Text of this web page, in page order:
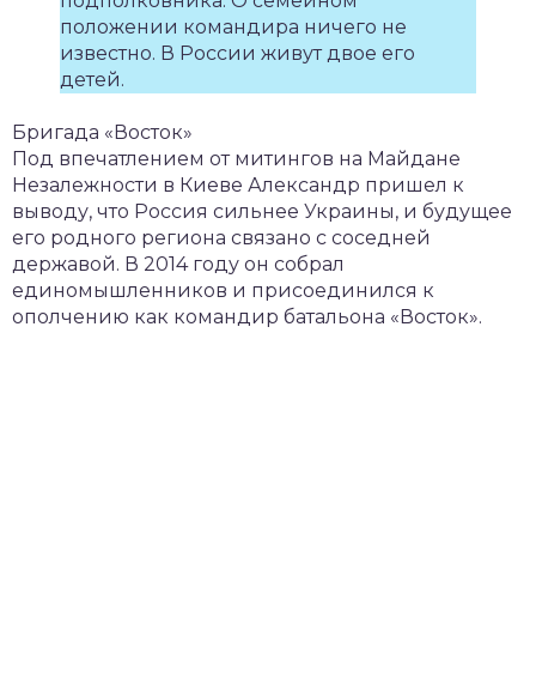
положении командира ничего не
известно. В России живут двое его
детей.
Бригада «Восток»
Под впечатлением от митингов на Майдане
Незалежности в Киеве Александр пришел к
выводу, что Россия сильнее Украины, и будущее
его родного региона связано с соседней
державой. В 2014 году он собрал
единомышленников и присоединился к
ополчению как командир батальона «Восток».